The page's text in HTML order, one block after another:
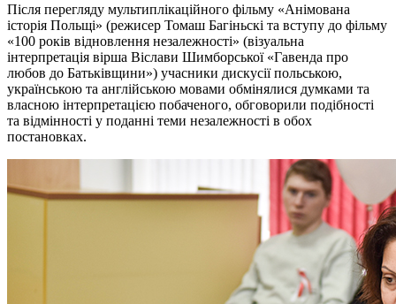
Після перегляду мультиплікаційного фільму «Анімована
історія Польщі» (режисер Томаш Багіньскі та вступу до фільму
«100 років відновлення незалежності» (візуальна
інтерпретація вірша Віслави Шимборської «Гавенда про
любов до Батьківщини») учасники дискусії польською,
українською та англійською мовами обмінялися думками та
власною інтерпретацією побаченого, обговорили подібності
та відмінності у поданні теми незалежності в обох
постановках.